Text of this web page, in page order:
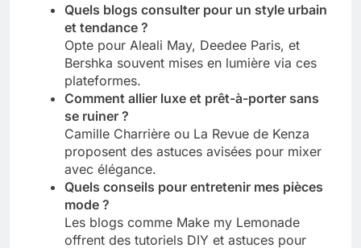
Quels blogs consulter pour un style urbain
et tendance ?
Opte pour Aleali May, Deedee Paris, et
Bershka souvent mises en lumière via ces
plateformes.
Comment allier luxe et prêt-à-porter sans
se ruiner ?
Camille Charrière ou La Revue de Kenza
proposent des astuces avisées pour mixer
avec élégance.
Quels conseils pour entretenir mes pièces
mode ?
Les blogs comme Make my Lemonade
offrent des tutoriels DIY et astuces pour